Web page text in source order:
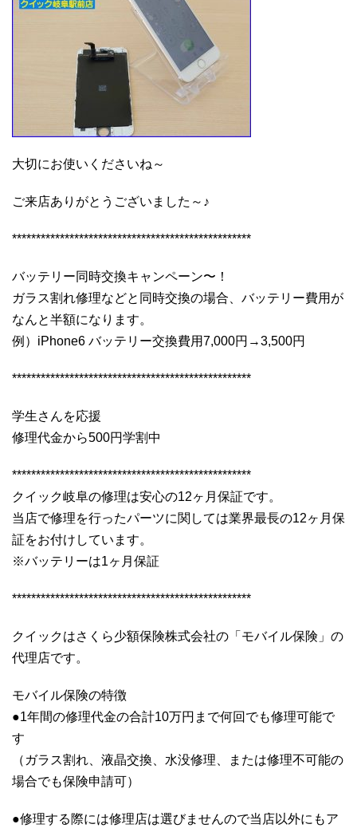
大切にお使いくださいね～
ご来店ありがとうございました～♪
**************************************************
バッテリー同時交換キャンペーン〜！
ガラス割れ修理などと同時交換の場合、バッテリー費用が
なんと半額になります。
例）iPhone6 バッテリー交換費用7,000円→3,500円
**************************************************
学生さんを応援
修理代金から500円学割中
**************************************************
クイック岐阜の修理は安心の12ヶ月保証です。
当店で修理を行ったパーツに関しては業界最長の12ヶ月保
証をお付けしています。
※バッテリーは1ヶ月保証
**************************************************
クイックはさくら少額保険株式会社の「モバイル保険」の
代理店です。
モバイル保険の特徴
●1年間の修理代金の合計10万円まで何回でも修理可能で
す
（ガラス割れ、液晶交換、水没修理、または修理不可能の
場合でも保険申請可）
●修理する際には修理店は選びませんので当店以外にもア